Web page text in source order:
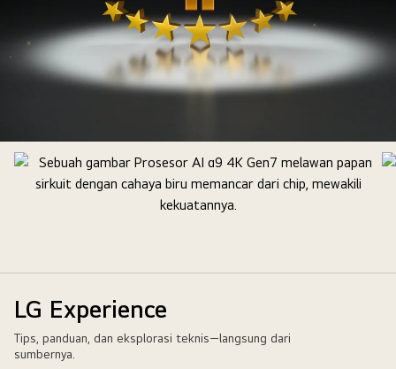
Lambang
di
dunia
selama
Tahun
LG Experience
Tips, panduan, dan eksplorasi teknis—langsung dari
sumbernya.